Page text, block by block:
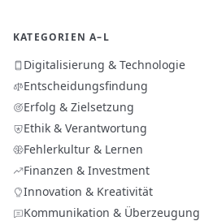
KATEGORIEN A–L
Digitalisierung & Technologie
Entscheidungsfindung
Erfolg & Zielsetzung
Ethik & Verantwortung
Fehlerkultur & Lernen
Finanzen & Investment
Innovation & Kreativität
Kommunikation & Überzeugung